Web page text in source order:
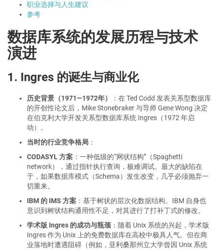
职业选择与人生建议
参考
数据库系统的发展历程与技术
演进
1. Ingres 的诞生与商业化
历史背景（1971—1972年）
：在 Ted Codd 发表关系型数据库
的开创性论文后，Mike Stonebraker 与导师 Gene Wong 决定
在伯克利大学开发关系型数据库系统 Ingres（1972 年启
动）。
当时的行业竞争格局 ：
CODASYL 方案 ：一种低级的“网状结构”（Spaghetti
network），通过指针执行查询，极难调试。最大的缺陷在
于，如果数据库模式（Schema）发生改变，几乎必须抛弃一
切重来。
IBM 的 IMS 方案 ：基于树状的层次化数据结构。IBM 自身也
意识到树状结构通用性不足，对其进行了打补丁式的修改。
学术版 Ingres 的成功与瓶颈 ：随着 Unix 系统的兴起，学术版
Ingres 作为 Unix 上的免费数据库在高校中极具人气。但在商
业落地时遭遇阻碍（例如，亚利桑那州立大学曾因 Unix 系统